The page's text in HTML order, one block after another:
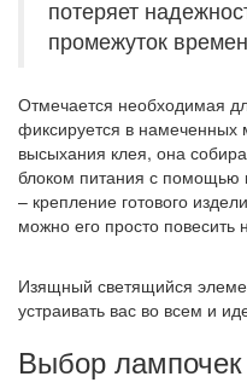
потеряет
промежуток
Отмечается необходимая
фиксируется в намеченных
высыхания клея, она
блоком питания с помощью
– крепление готового
можно его просто повесить
Изящный светящийся
устраивать вас во всем и
Выбор лампочек